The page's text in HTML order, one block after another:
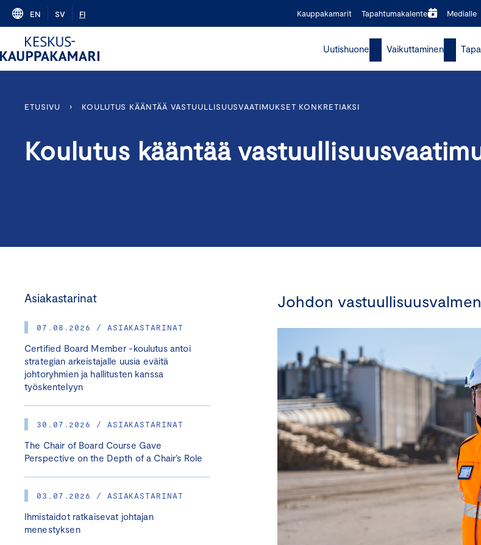
Skip
content
EN SV FI Kauppakamarit Tapahtumakalenteri Medialle
Uutishuone Vaikuttaminen
ETUSIVU › KOULUTUS KÄÄNTÄÄ VASTUULLISUUSVAATIMUKSET KONKRETIAKSI
Koulutus kääntää
Asiakastarinat
07.08.2026 / ASIAKASTARINAT
Certified Board Member -koulutus antoi
strategian arkeistajalle uusia eväitä
johtoryhmien ja hallitusten kanssa
työskentelyyn
30.07.2026 / ASIAKASTARINAT
The Chair of Board Course Gave
Perspective on the Depth of a Chair’s Role
03.07.2026 / ASIAKASTARINAT
Ihmistaidot ratkaisevat johtajan
menestyksen
Johdon